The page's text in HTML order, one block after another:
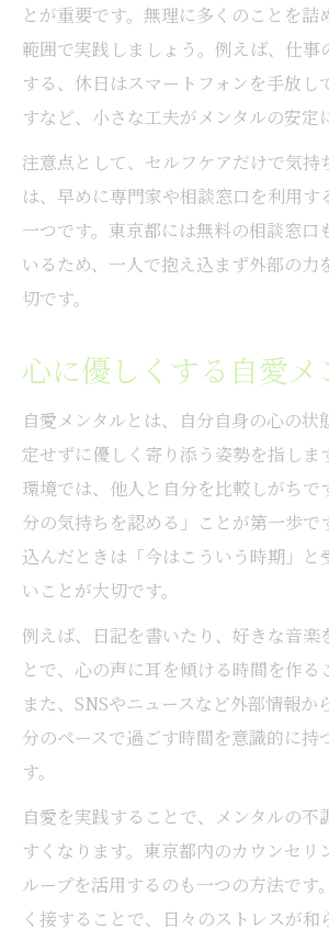
メンタル安定へ導く相談活用
心の強さを育むメンタルト
相談やトレーニングで得る
とが重要です。無理に多くのことを詰
範囲で実践しましょう。例えば、仕事
する、休日はスマートフォンを手放し
すなど、小さな工夫がメンタルの安定
注意点として、セルフケアだけで気持
は、早めに専門家や相談窓口を利用す
一つです。東京都には無料の相談窓口
いるため、一人で抱え込まず外部の力
切です。
心に優しくする自愛メ
自愛メンタルとは、自分自身の心の状
定せずに優しく寄り添う姿勢を指しま
環境では、他人と自分を比較しがちで
分の気持ちを認める」ことが第一歩で
込んだときは「今はこういう時期」と
いことが大切です。
例えば、日記を書いたり、好きな音楽
とで、心の声に耳を傾ける時間を作る
また、SNSやニュースなど外部情報か
分のペースで過ごす時間を意識的に持
す。
自愛を実践することで、メンタルの不
すくなります。東京都内のカウンセリ
ループを活用するのも一つの方法です
く接することで、日々のストレスが和